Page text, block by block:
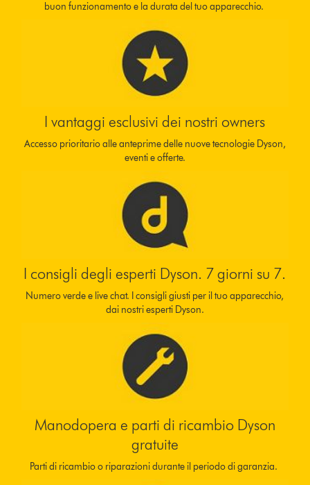
buon funzionamento e la durata del tuo apparecchio.
I vantaggi esclusivi dei nostri owners
Accesso prioritario alle anteprime delle nuove tecnologie Dyson,
eventi e offerte.
I consigli degli esperti Dyson. 7 giorni su 7.
Numero verde e live chat. I consigli giusti per il tuo apparecchio,
dai nostri esperti Dyson.
Manodopera e parti di ricambio Dyson
gratuite
Parti di ricambio o riparazioni durante il periodo di garanzia.